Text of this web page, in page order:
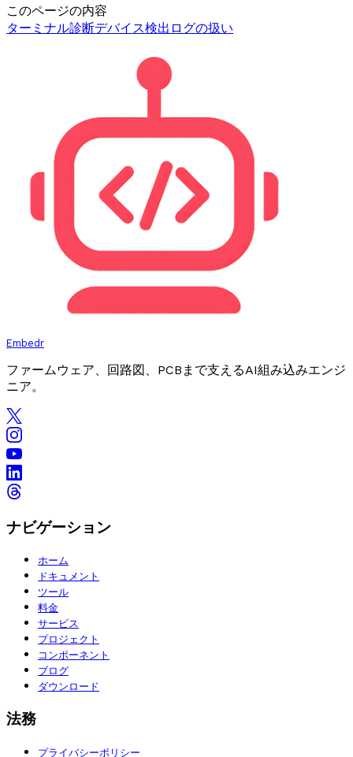
このページの内容
ターミナル診断デバイス検出 ログの扱い
Embedr
ファームウェア、回路図、PCBまで支えるAI組み込みエンジ
ニア。
ナビゲーション
ホーム
ドキュメント
ツール
料金
サービス
プロジェクト
コンポーネント
ブログ
ダウンロード
法務
プライバシーポリシー